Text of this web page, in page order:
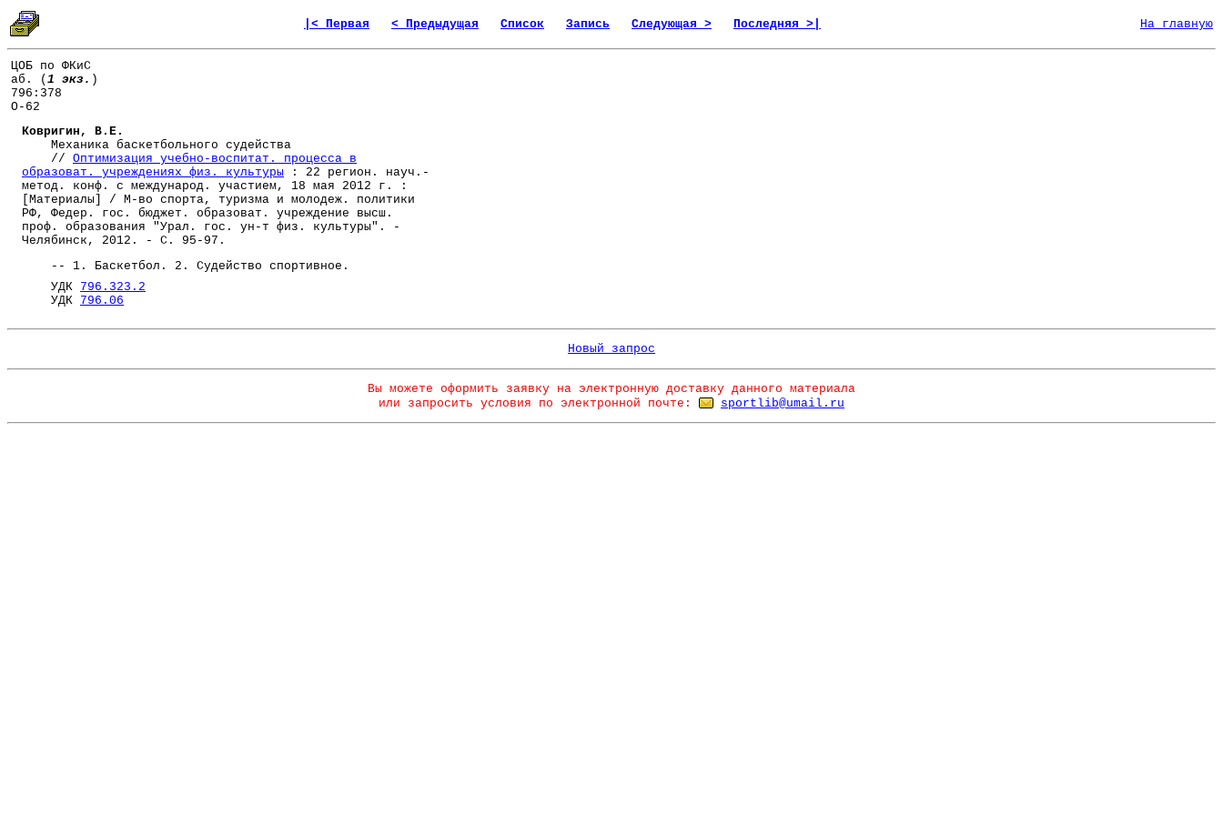
|< Первая < Предыдущая Список Запись Следующая > Последняя >| На главную
ЦОБ по ФКиС
аб. ( 1 экз. )
796:378
О-62
Ковригин, В.Е.
Механика баскетбольного судейства
// Оптимизация учебно-воспитат. процесса в
образоват. учреждениях физ. культуры : 22 регион. науч.-
метод. конф. с международ. участием, 18 мая 2012 г. :
[Материалы] / М-во спорта, туризма и молодеж. политики
РФ, Федер. гос. бюджет. образоват. учреждение высш.
проф. образования "Урал. гос. ун-т физ. культуры". -
Челябинск, 2012. - С. 95-97.
-- 1. Баскетбол. 2. Судейство спортивное.
УДК 796.323.2
УДК 796.06
Новый запрос
Вы можете оформить заявку на электронную доставку данного материала
или запросить условия по электронной почте:
sportlib@umail.ru